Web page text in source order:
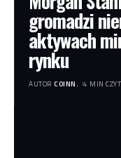
gromadzi
aktywach
rynku
AUTOR COINN. 4 MIN